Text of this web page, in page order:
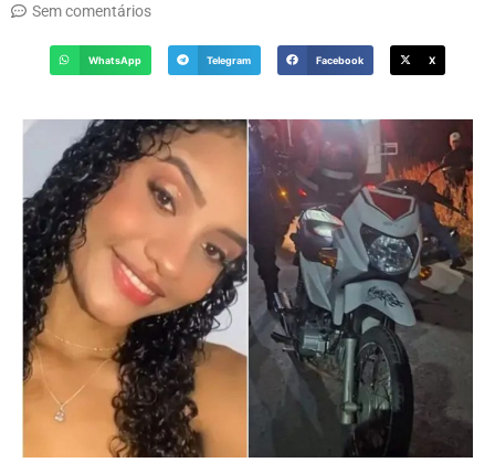
Sem comentários
WhatsApp Telegram Facebook X